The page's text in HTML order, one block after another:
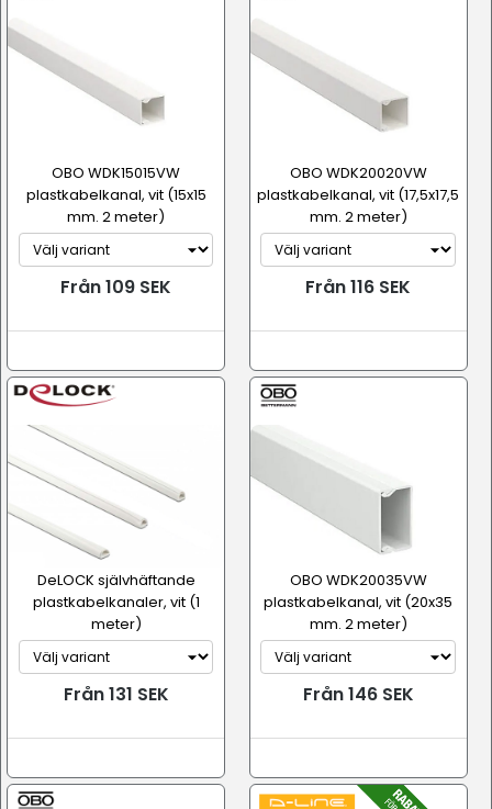
OBO WDK15015VW
plastkabelkanal, vit (15x15
mm. 2 meter)
Från 109 SEK
OBO WDK20020VW
plastkabelkanal, vit (17,5x17,5
mm. 2 meter)
Från 116 SEK
DeLOCK självhäftande
plastkabelkanaler, vit (1
meter)
Från 131 SEK
OBO WDK20035VW
plastkabelkanal, vit (20x35
mm. 2 meter)
Från 146 SEK